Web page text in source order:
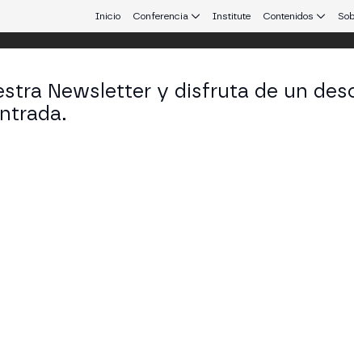
Inicio Conferencia Institute Contenidos
Newsletter y disfruta de un